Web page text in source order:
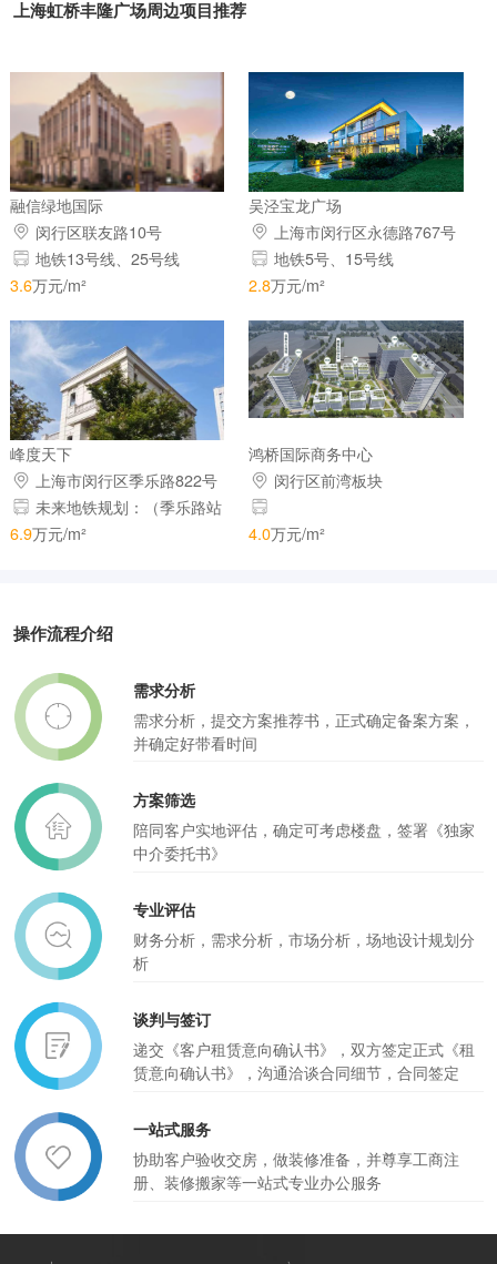
上海虹桥丰隆广场周边项目推荐
融信绿地国际
闵行区联友路10号
地铁13号线、25号线
3.6万元/m²
吴泾宝龙广场
上海市闵行区永德路767号
地铁5号、15号线
2.8万元/m²
峰度天下
上海市闵行区季乐路822号
未来地铁规划：（季乐路站
约600米）
6.9万元/m²
鸿桥国际商务中心
闵行区前湾板块
4.0万元/m²
操作流程介绍
需求分析
需求分析，提交方案推荐书，正式确定备案方案，
并确定好带看时间
方案筛选
陪同客户实地评估，确定可考虑楼盘，签署《独家
中介委托书》
专业评估
财务分析，需求分析，市场分析，场地设计规划分
析
谈判与签订
递交《客户租赁意向确认书》，双方签定正式《租
赁意向确认书》，沟通洽谈合同细节，合同签定
一站式服务
协助客户验收交房，做装修准备，并尊享工商注
册、装修搬家等一站式专业办公服务